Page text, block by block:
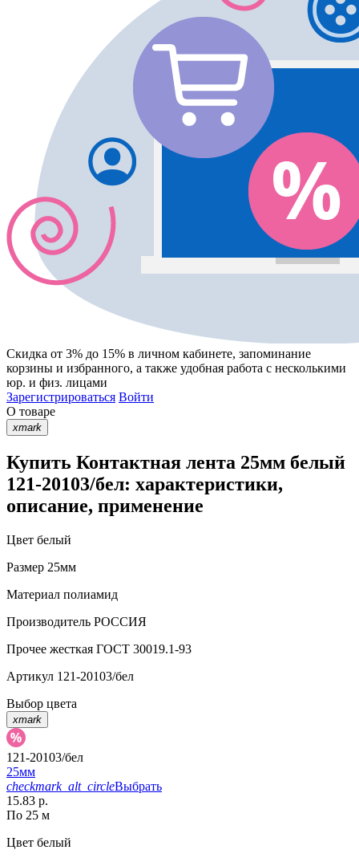
Скидка от 3% до 15% в личном кабинете, запоминание
корзины и избранного, а также удобная работа с несколькими
юр. и физ. лицами
Зарегистрироваться Войти
О товаре
xmark
Купить Контактная лента 25мм белый
121-20103/бел: характеристики,
описание, применение
Цвет белый
Размер 25мм
Материал полиамид
Производитель РОССИЯ
Прочее жесткая ГОСТ 30019.1-93
Артикул 121-20103/бел
Выбор цвета
xmark
121-20103/бел
25мм
checkmark_alt_circleВыбрать
15.83 р.
По 25 м
Цвет белый